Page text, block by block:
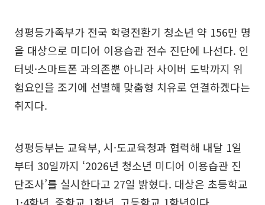
성평등가족부가 전국 학령전환기 청소년 약 156만 명
을 대상으로 미디어 이용습관 전수 진단에 나선다. 인
터넷·스마트폰 과의존뿐 아니라 사이버 도박까지 위
험요인을 조기에 선별해 맞춤형 치유로 연결하겠다는
취지다.
성평등부는 교육부, 시·도교육청과 협력해 내달 1일
부터 30일까지 ‘2026년 청소년 미디어 이용습관 진
단조사’를 실시한다고 27일 밝혔다. 대상은 초등학교
1·4학년, 중학교 1학년, 고등학교 1학년이다.